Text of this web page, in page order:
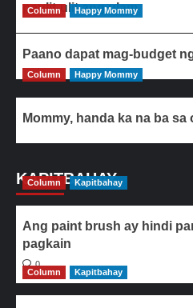
paulit-ulit ang ulam
Column Happy Mommy
Paano dapat mag-budget
Column Happy Mommy
Mommy, handa ka na ba
KAPITBAHAY
Column Kapitbahay
Ang paint brush ay hindi
pagkain
0
Column
Kapitbahay